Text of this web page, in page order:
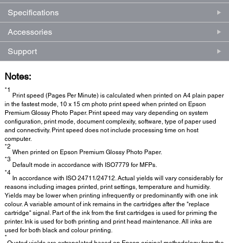
Specifications
Accessories
Support
Notes:
*1
Print speed (Pages Per Minute) is calculated when printed on A4 plain paper
in the fastest mode, 10 x 15 cm photo print speed when printed on Epson
Premium Glossy Photo Paper. Print speed may vary depending on system
configuration, print mode, document complexity, software, type of paper used
and connectivity. Print speed does not include processing time on host
computer.
*2
When printed on Epson Premium Glossy Photo Paper.
*3
Default mode in accordance with ISO7779 for MFPs.
*4
In accordance with ISO 24711/24712. Actual yields will vary considerably for
reasons including images printed, print settings, temperature and humidity.
Yields may be lower when printing infrequently or predominantly with one ink
colour. A variable amount of ink remains in the cartridges after the "replace
cartridge" signal. Part of the ink from the first cartridges is used for priming the
printer. Ink is used for both printing and print head maintenance. All inks are
used for both black and colour printing.
*